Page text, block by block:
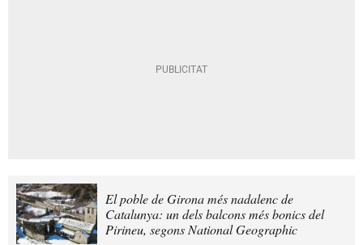
El poble de Girona més nadalenc de
Catalunya: un dels balcons més bonics del
Pirineu, segons National Geographic